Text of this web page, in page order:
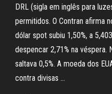
DRL (sigla em inglês para
permitidos. O Contran afirma
dólar spot subiu 1,50%, a
despencar 2,71% na
saltava 0,5%. A moeda dos
contra divisas …